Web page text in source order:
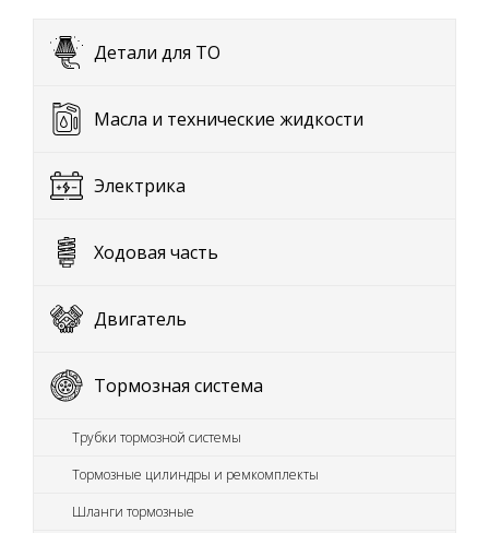
Детали для ТО
Масла и технические жидкости
Электрика
Ходовая часть
Двигатель
Тормозная система
Трубки тормозной системы
Тормозные цилиндры и ремкомплекты
Шланги тормозные